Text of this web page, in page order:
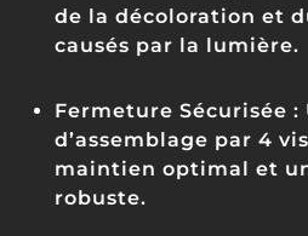
de la décoloration et
causés par la lumière.
Fermeture Sécurisée :
d’assemblage par 4
maintien optimal et
robuste.